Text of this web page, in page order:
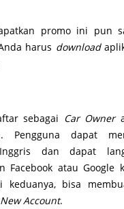
promo ini pun
harus download
sebagai Car Owner
Pengguna dapat
dan dapat
Facebook atau Google
keduanya, bisa
Account.